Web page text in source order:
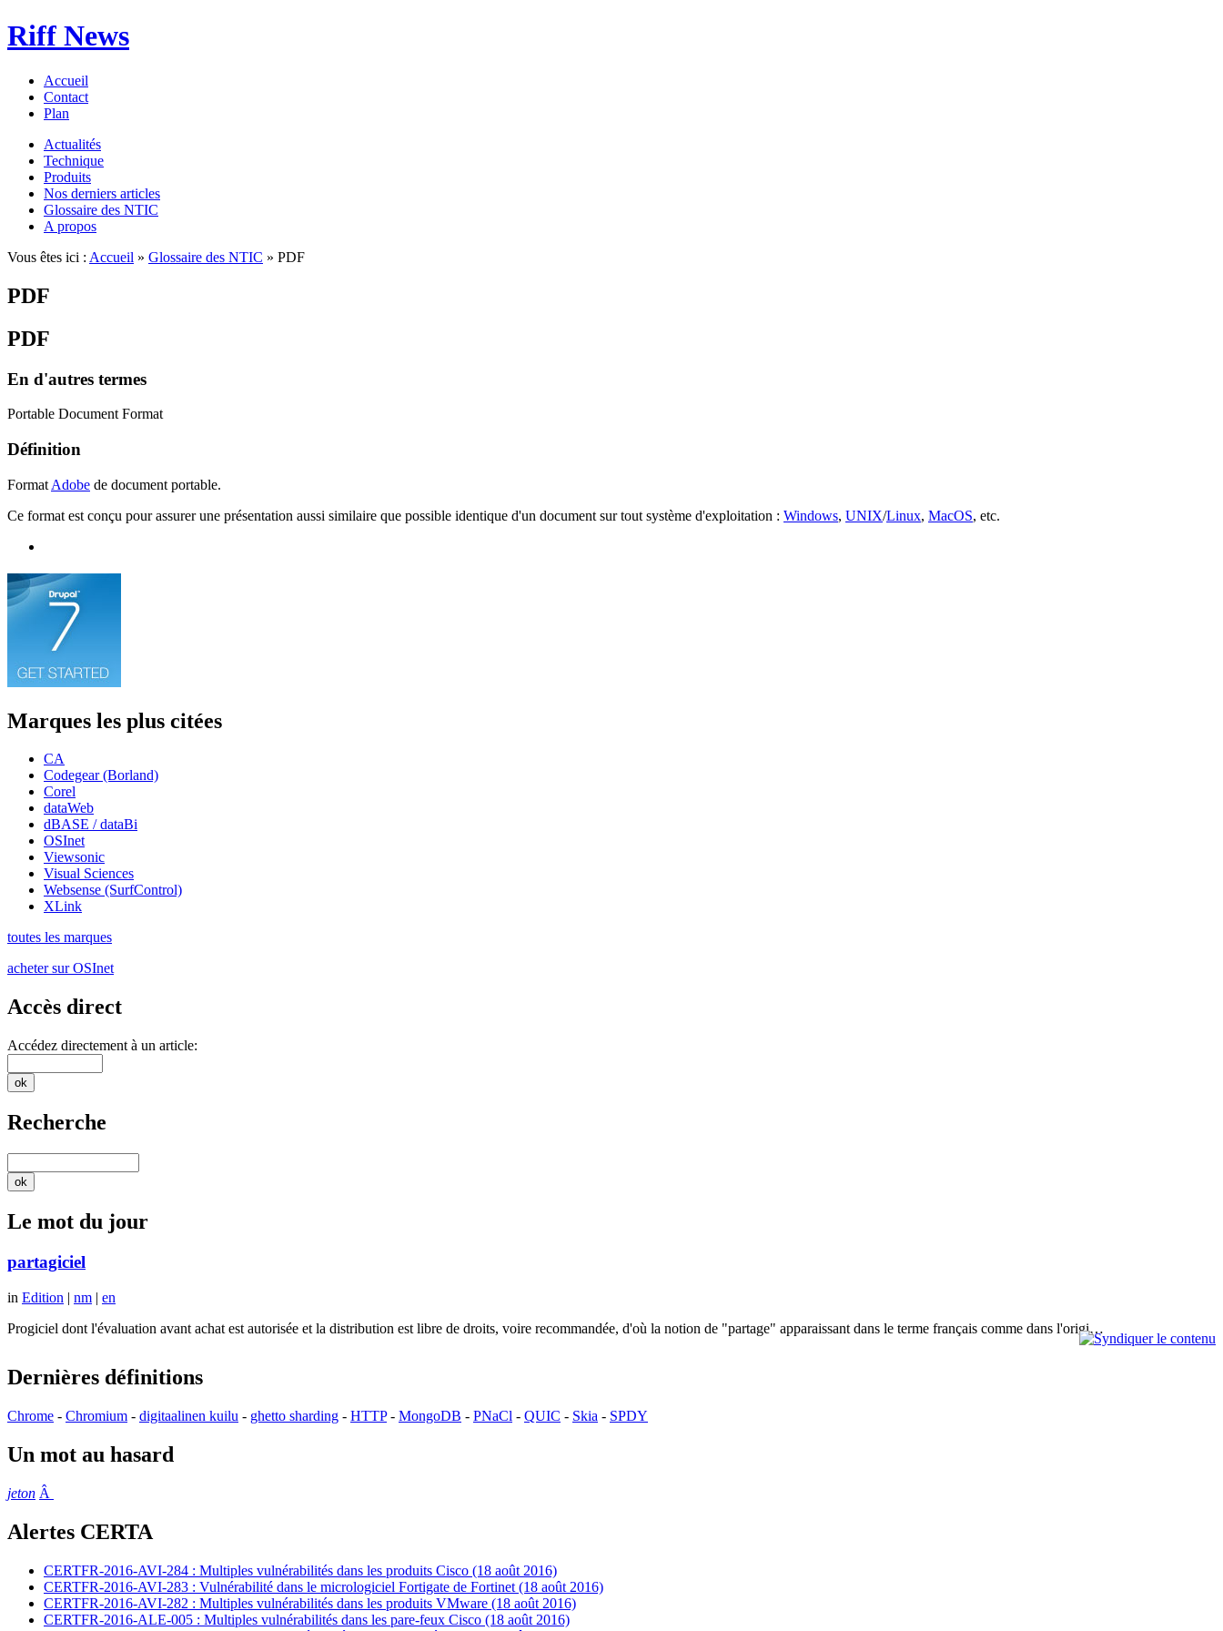
Riff News
Accueil
Contact
Plan
Actualités
Technique
Produits
Nos derniers articles
Glossaire des NTIC
A propos
Vous êtes ici : Accueil » Glossaire des NTIC » PDF
PDF
PDF
En d'autres termes
Portable Document Format
Définition
Format Adobe de document portable.
Ce format est conçu pour assurer une présentation aussi similaire que possible identique d'un document sur tout système d'exploitation : Windows, UNIX/Linux, MacOS, etc.
Marques les plus citées
CA
Codegear (Borland)
Corel
dataWeb
dBASE / dataBi
OSInet
Viewsonic
Visual Sciences
Websense (SurfControl)
XLink
toutes les marques
acheter sur OSInet
Accès direct
Accédez directement à un article:
Recherche
Le mot du jour
partagiciel
in Edition | nm | en
Progiciel dont l'évaluation avant achat est autorisée et la distribution est libre de droits, voire recommandée, d'où la notion de "partage" apparaissant dans le terme français comme dans l'origi…
Dernières définitions
Chrome - Chromium - digitaalinen kuilu - ghetto sharding - HTTP- MongoDB - PNaCl - QUIC - Skia - SPDY
Un mot au hasard
jeton Â
Alertes CERTA
CERTFR-2016-AVI-284 : Multiples vulnérabilités dans les produits Cisco (18 août 2016)
CERTFR-2016-AVI-283 : Vulnérabilité dans le micrologiciel Fortigate de Fortinet (18 août 2016)
CERTFR-2016-AVI-282 : Multiples vulnérabilités dans les produits VMware (18 août 2016)
CERTFR-2016-ALE-005 : Multiples vulnérabilités dans les pare-feux Cisco (18 août 2016)